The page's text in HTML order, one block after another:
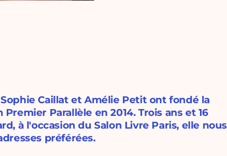
Caillat et Amélie Petit ont fondé la
Parallèle en 2014. Trois ans et 16
à l'occasion du Salon Livre Paris, elle nous
préférées.